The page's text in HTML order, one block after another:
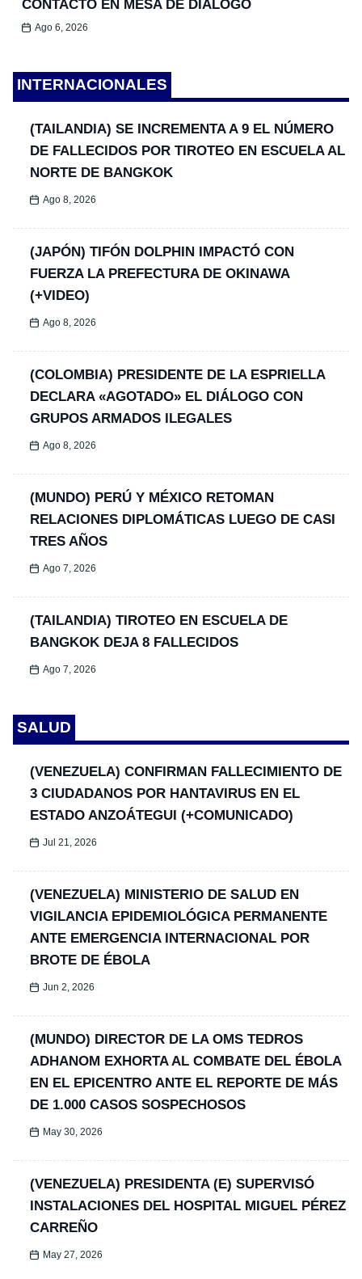
CONTACTO EN MESA DE DIÁLOGO
Ago 6, 2026
INTERNACIONALES
(TAILANDIA) SE INCREMENTA A 9 EL NÚMERO
DE FALLECIDOS POR TIROTEO EN ESCUELA AL
NORTE DE BANGKOK
Ago 8, 2026
(JAPÓN) TIFÓN DOLPHIN IMPACTÓ CON
FUERZA LA PREFECTURA DE OKINAWA
(+VIDEO)
Ago 8, 2026
(COLOMBIA) PRESIDENTE DE LA ESPRIELLA
DECLARA «AGOTADO» EL DIÁLOGO CON
GRUPOS ARMADOS ILEGALES
Ago 8, 2026
(MUNDO) PERÚ Y MÉXICO RETOMAN
RELACIONES DIPLOMÁTICAS LUEGO DE CASI
TRES AÑOS
Ago 7, 2026
(TAILANDIA) TIROTEO EN ESCUELA DE
BANGKOK DEJA 8 FALLECIDOS
Ago 7, 2026
SALUD
(VENEZUELA) CONFIRMAN FALLECIMIENTO DE
3 CIUDADANOS POR HANTAVIRUS EN EL
ESTADO ANZOÁTEGUI (+COMUNICADO)
Jul 21, 2026
(VENEZUELA) MINISTERIO DE SALUD EN
VIGILANCIA EPIDEMIOLÓGICA PERMANENTE
ANTE EMERGENCIA INTERNACIONAL POR
BROTE DE ÉBOLA
Jun 2, 2026
(MUNDO) DIRECTOR DE LA OMS TEDROS
ADHANOM EXHORTA AL COMBATE DEL ÉBOLA
EN EL EPICENTRO ANTE EL REPORTE DE MÁS
DE 1.000 CASOS SOSPECHOSOS
May 30, 2026
(VENEZUELA) PRESIDENTA (E) SUPERVISÓ
INSTALACIONES DEL HOSPITAL MIGUEL PÉREZ
CARREÑO
May 27, 2026